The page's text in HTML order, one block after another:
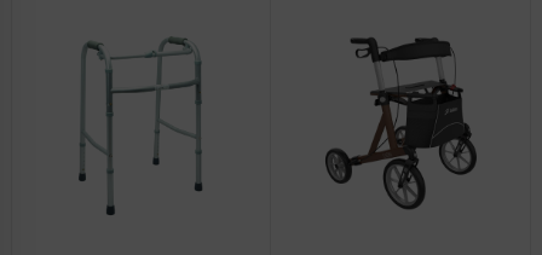
Ochranné potahy na matrace
Ochrany na sádry